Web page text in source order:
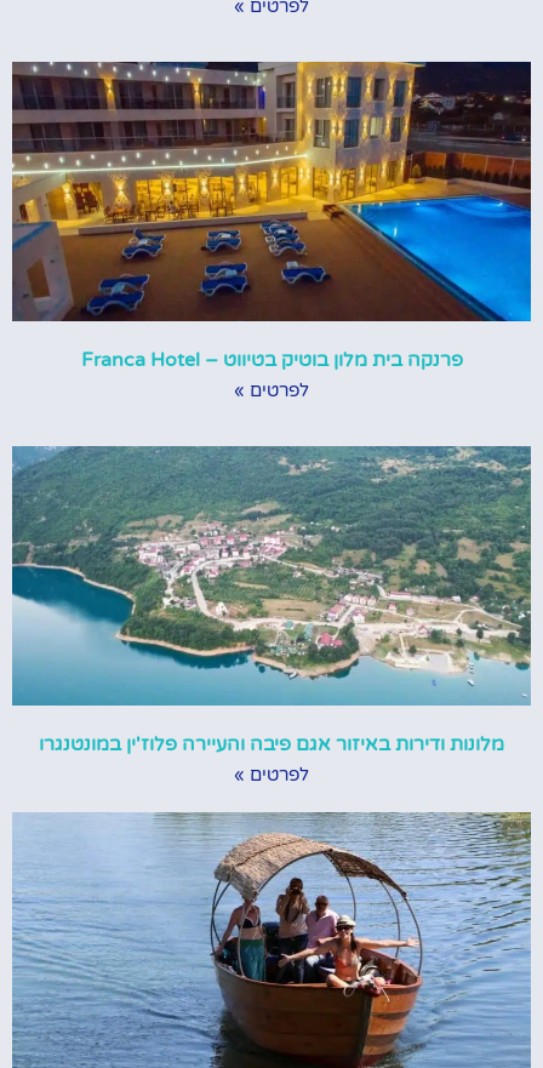
לפרטים »
פרנקה בית מלון בוטיק בטיווט – Franca Hotel
לפרטים »
מלונות ודירות באיזור אגם פיבה והעיירה פלוז'ין במונטנגרו
לפרטים »